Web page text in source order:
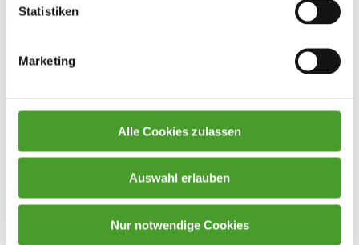
Statistiken
Marketing
Alle Cookies zulassen
Auswahl erlauben
Nur notwendige Cookies
Zurück zur Übersicht